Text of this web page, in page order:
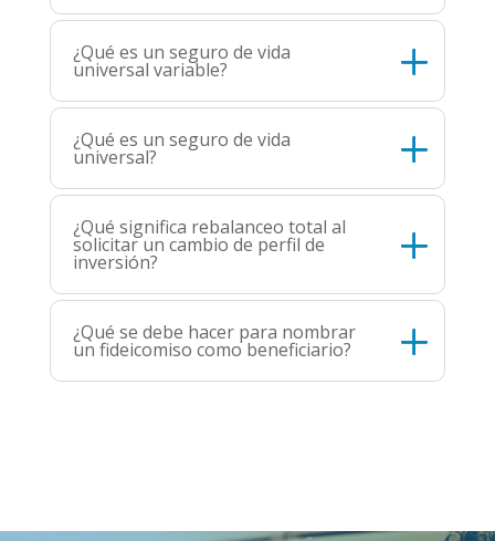
¿Qué es un seguro de vida
universal variable?
¿Qué es un seguro de vida
universal?
¿Qué significa rebalanceo total al
solicitar un cambio de perfil de
inversión?
¿Qué se debe hacer para nombrar
un fideicomiso como beneficiario?